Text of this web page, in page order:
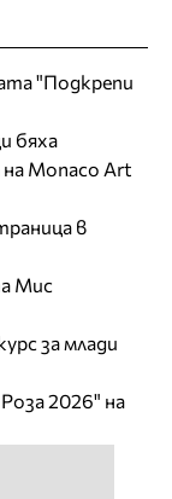
"Подкрепи
бяха
Monaco Art
в
Мис
за млади
2026" на